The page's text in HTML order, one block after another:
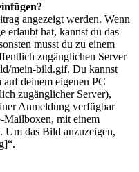
angezeigt werden. Wenn
erlaubt hat, kannst du das
musst du zu einem
zugänglichen Server
mein-bild.gif. Du kannst
deinem eigenen PC
zugänglicher Server),
Anmeldung verfügbar
Mailboxen, mit einem
Um das Bild anzuzeigen,